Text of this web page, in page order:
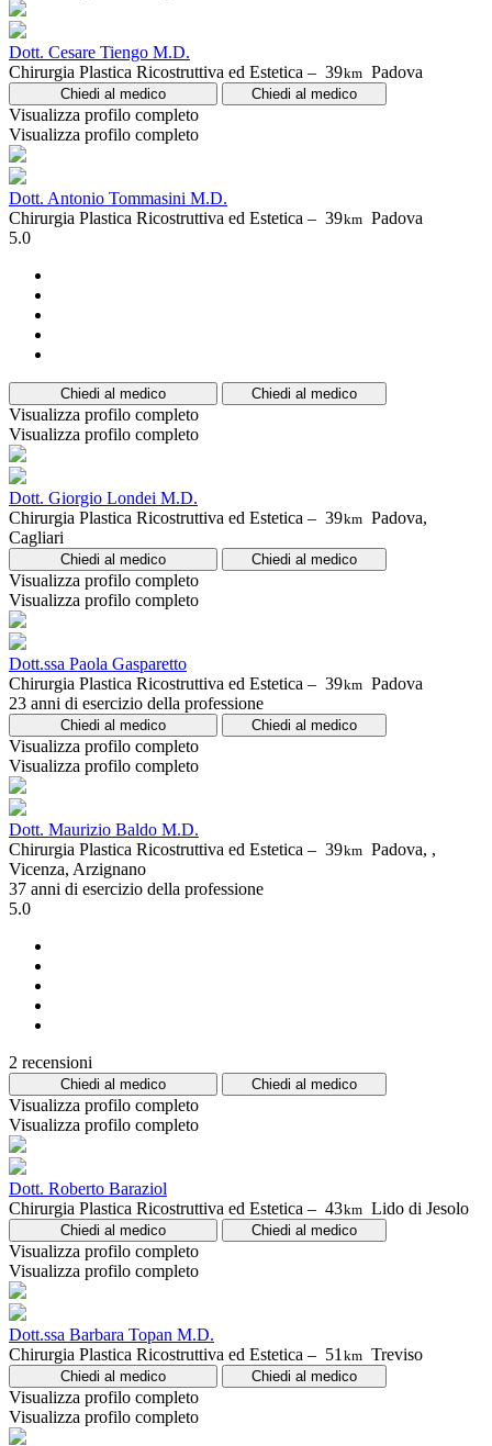
Dott. Cesare Tiengo M.D.
Chirurgia Plastica Ricostruttiva ed Estetica – 39km Padova
Chiedi al medico Chiedi al medico
Visualizza profilo completo
Visualizza profilo completo
Dott. Antonio Tommasini M.D.
Chirurgia Plastica Ricostruttiva ed Estetica – 39km Padova
5.0
Chiedi al medico Chiedi al medico
Visualizza profilo completo
Visualizza profilo completo
Dott. Giorgio Londei M.D.
Chirurgia Plastica Ricostruttiva ed Estetica – 39km Padova,
Cagliari
Chiedi al medico Chiedi al medico
Visualizza profilo completo
Visualizza profilo completo
Dott.ssa Paola Gasparetto
Chirurgia Plastica Ricostruttiva ed Estetica – 39km Padova
23 anni di esercizio della professione
Chiedi al medico Chiedi al medico
Visualizza profilo completo
Visualizza profilo completo
Dott. Maurizio Baldo M.D.
Chirurgia Plastica Ricostruttiva ed Estetica – 39km Padova, ,
Vicenza, Arzignano
37 anni di esercizio della professione
5.0
2 recensioni
Chiedi al medico Chiedi al medico
Visualizza profilo completo
Visualizza profilo completo
Dott. Roberto Baraziol
Chirurgia Plastica Ricostruttiva ed Estetica – 43km Lido di Jesolo
Chiedi al medico Chiedi al medico
Visualizza profilo completo
Visualizza profilo completo
Dott.ssa Barbara Topan M.D.
Chirurgia Plastica Ricostruttiva ed Estetica – 51km Treviso
Chiedi al medico Chiedi al medico
Visualizza profilo completo
Visualizza profilo completo